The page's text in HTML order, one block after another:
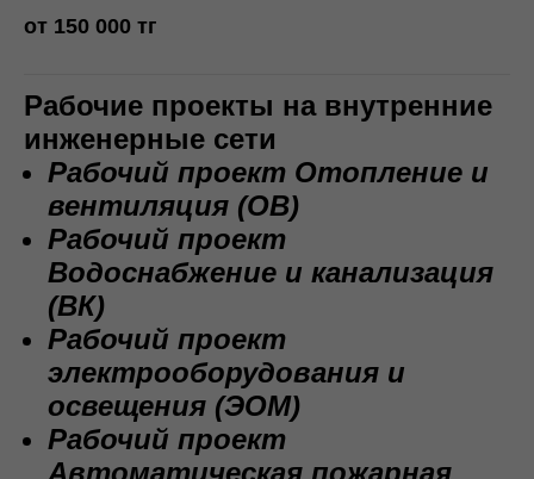
от 150 000 тг
Рабочие проекты на внутренние
инженерные сети
Рабочий проект Отопление и
вентиляция (ОВ)
Рабочий проект
Водоснабжение и канализация
(ВК)
Рабочий проект
электрооборудования и
освещения (ЭОМ)
Рабочий проект
Автоматическая пожарная